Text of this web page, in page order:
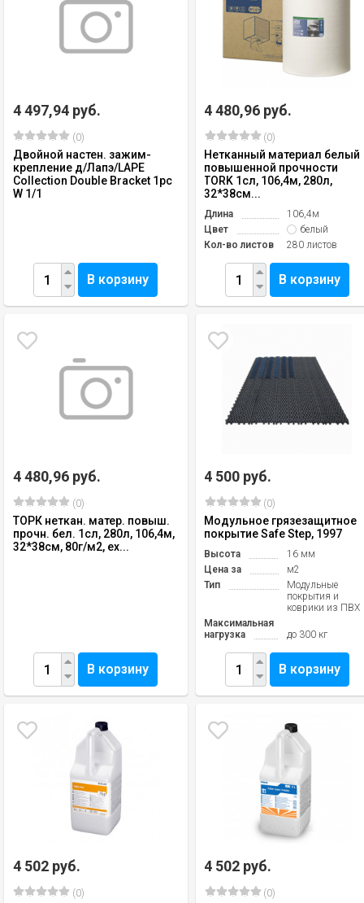
4 497,94 руб.
(0)
Двойной настен. зажим-
крепление д/Лапэ/LAPE
Collection Double Bracket 1pc
W 1/1
В корзину
4 480,96 руб.
(0)
Нетканный материал белый
повышенной прочности
TORK 1сл, 106,4м, 280л,
32*38см...
Длина
106,4м
Цвет
белый
Кол-во листов
280 листов
В корзину
4 480,96 руб.
(0)
ТОРК неткан. матер. повыш.
прочн. бел. 1сл, 280л, 106,4м,
32*38см, 80г/м2, ex...
В корзину
4 500 руб.
(0)
Модульное грязезащитное
покрытие Safe Step, 1997
Высота
16 мм
Цена за
м2
Тип
Модульные
покрытия и
коврики из ПВХ
Максимальная
нагрузка
до 300 кг
В корзину
4 502 руб.
(0)
4 502 руб.
(0)